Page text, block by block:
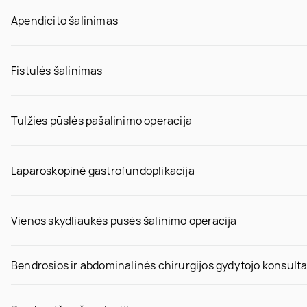
Apendicito šalinimas
Fistulės šalinimas
Tulžies pūslės pašalinimo operacija
Laparoskopinė gastrofundoplikacija
Vienos skydliaukės pusės šalinimo operacija
Bendrosios ir abdominalinės chirurgijos gydytojo